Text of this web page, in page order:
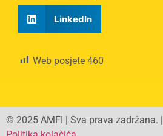
LinkedIn
Web posjete 460
© 2025 AMFI | Sva prava zadržana. |